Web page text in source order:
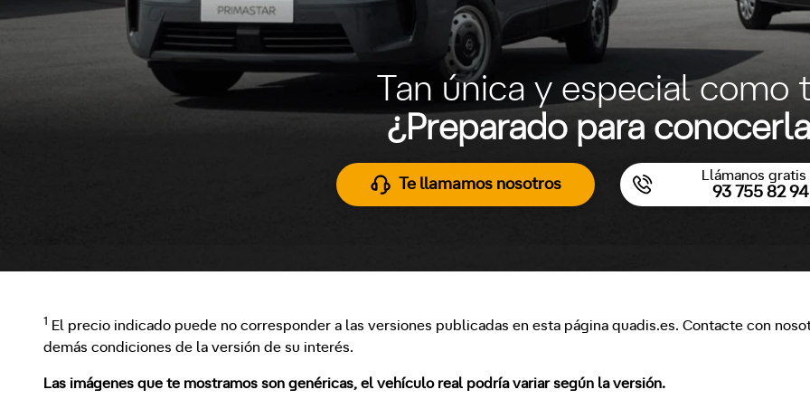
Tan única y especial como
¿Preparado para
Te llamamos nosotros
Llámanos gratis
93 755 82 94
1
El precio indicado puede no corresponder a las versiones publicadas en esta página quadis.es. Contacte con
demás condiciones de la versión de su interés.
Las imágenes que te mostramos son genéricas, el vehículo real podría variar según la versión.